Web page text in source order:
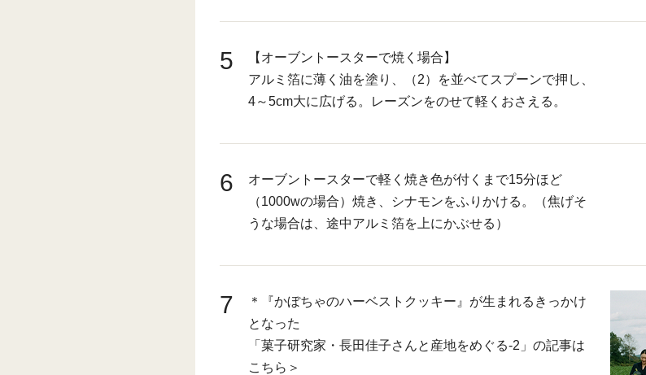
5
【オーブントースターで焼く場合】
アルミ箔に薄く油を塗り、（2）を並べてスプーンで押し、
4～5cm大に広げる。レーズンをのせて軽くおさえる。
6
オーブントースターで軽く焼き色が付くまで15分ほど
（1000wの場合）焼き、シナモンをふりかける。（焦げそ
うな場合は、途中アルミ箔を上にかぶせる）
7
＊『かぼちゃのハーベストクッキー』が生まれるきっかけ
となった
「菓子研究家・長田佳子さんと産地をめぐる-2」の記事は
こちら＞